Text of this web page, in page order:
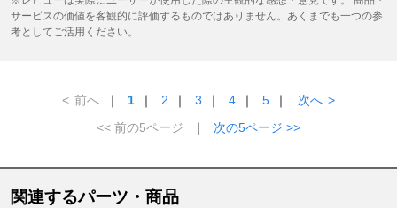
サービスの価値を客観的に評価するものではありません。あくまでも一つの参
考としてご活用ください。
< 前へ ｜ 1 ｜ 2 ｜ 3 ｜ 4 ｜ 5 ｜ 次へ >
<< 前の5ページ
｜ 次の5ページ >>
関連するパーツ・商品